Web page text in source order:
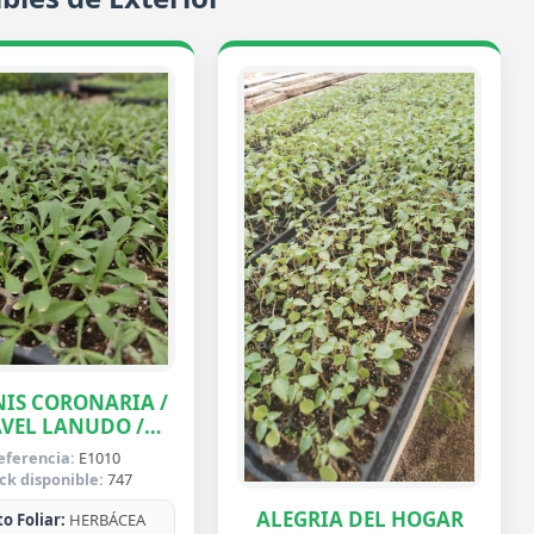
CORONARIA /
LANUDO /
ABUELAE1010
disponible: 747
Foliar: HERBÁCEA
ALEGRIA DEL HOGAR